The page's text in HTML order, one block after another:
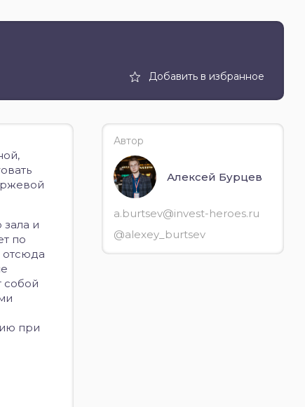
Добавить в избранное
и
по
отсюда
собой
при
Автор
Алексей Бурцев
a.burtsev@invest-heroes.ru
@alexey_burtsev